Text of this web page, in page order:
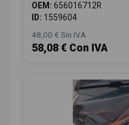
OEM: 656016712R
ID: 1559604
48,00 € Sin IVA
58,08 € Con IVA